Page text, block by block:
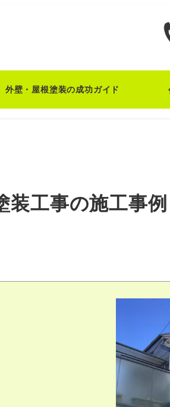
外壁・屋根塗装の成功ガイド
装工事の施工事例